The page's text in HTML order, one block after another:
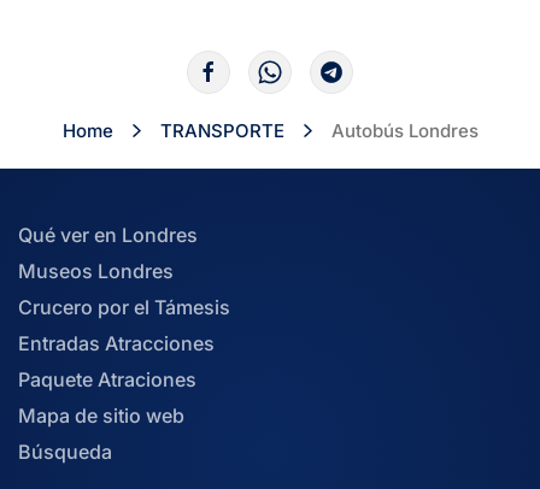
Home TRANSPORTE Autobús Londres
Qué ver en Londres
Museos Londres
Crucero por el Támesis
Entradas Atracciones
Paquete Atraciones
Mapa de sitio web
Búsqueda